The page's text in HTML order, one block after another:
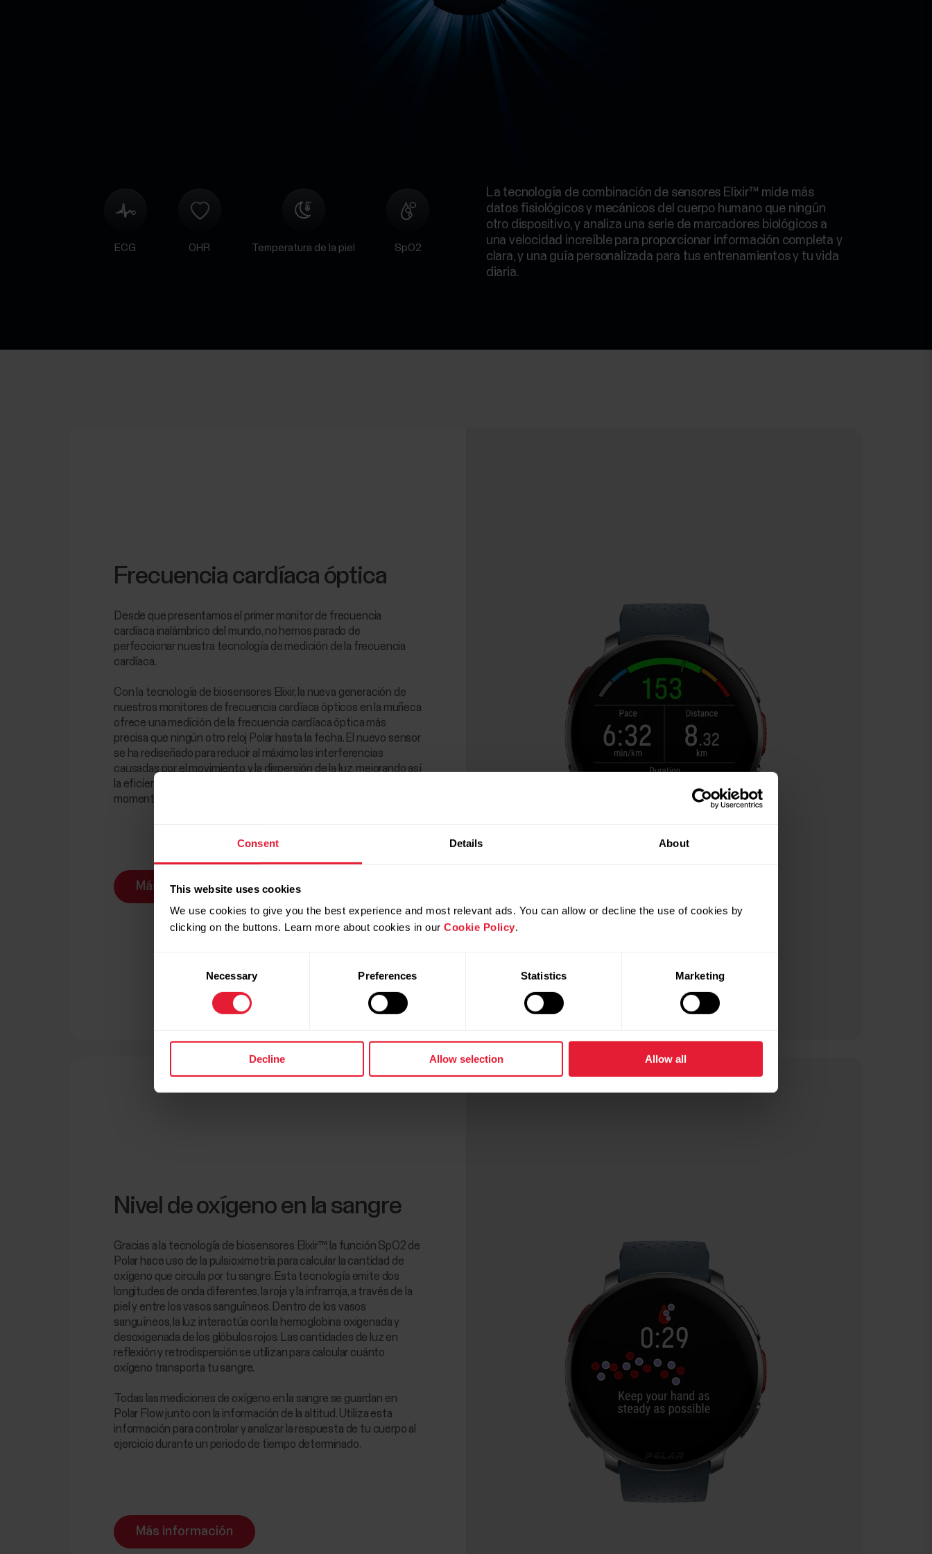
Consent Details About
This website uses cookies
We use cookies to give you the best experience and most relevant ads. You can allow or decline the use of cookies by
clicking on the buttons. Learn more about cookies in our Cookie Policy.
Necessary Preferences Statistics Marketing
Decline Allow selection Allow all
ECG OHR Temperatura de la piel SpO2
La tecnología de combinación de sensores Elixir™ mide más
datos fisiológicos y mecánicos del cuerpo humano que ningún
otro dispositivo, y analiza una serie de marcadores biológicos a
una velocidad increíble para proporcionar información completa y
clara, y una guía personalizada para tus entrenamientos y tu vida
diaria.
Frecuencia cardíaca óptica
Desde que presentamos el primer monitor de frecuencia
cardíaca inalámbrico del mundo, no hemos parado de
perfeccionar nuestra tecnología de medición de la frecuencia
cardíaca.
Con la tecnología de biosensores Elixir, la nueva generación de
nuestros monitores de frecuencia cardíaca ópticos en la muñeca
ofrece una medición de la frecuencia cardíaca óptica más
precisa que ningún otro reloj Polar hasta la fecha. El nuevo sensor
se ha rediseñado para reducir al máximo las interferencias
causadas por el movimiento y la dispersión de la luz, mejorando así
la eficiencia para proporcionar lecturas más precisas en cualquier
momento del día.
Más información
Nivel de oxígeno en la sangre
Gracias a la tecnología de biosensores Elixir™, la función SpO2 de
Polar hace uso de la pulsioximetría para calcular la cantidad de
oxígeno que circula por tu sangre. Esta tecnología emite dos
longitudes de onda diferentes, la roja y la infrarroja, a través de la
piel y entre los vasos sanguíneos. Dentro de los vasos
sanguíneos, la luz interactúa con la hemoglobina oxigenada y
desoxigenada de los glóbulos rojos. Las cantidades de luz en
reflexión y retrodispersión se utilizan para calcular cuánto
oxígeno transporta tu sangre.
Todas las mediciones de oxígeno en la sangre se guardan en
Polar Flow junto con la información de la altitud. Utiliza esta
información para controlar y analizar la respuesta de tu cuerpo al
ejercicio durante un periodo de tiempo determinado.
Más información